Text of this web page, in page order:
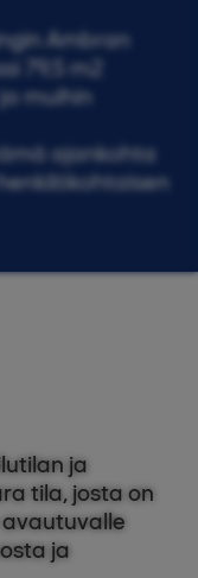
Ambran
79,5 m2
muihin
ajankohta
ja
tila, josta on
ja